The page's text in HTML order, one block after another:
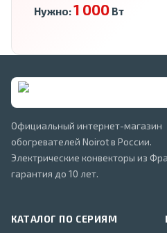
Нужно:1 000Вт
Официальный интернет-магазин
обогревателей Noirot в России.
Электрические конвекторы из
гарантия до 10 лет.
КАТАЛОГ ПО СЕРИЯМ